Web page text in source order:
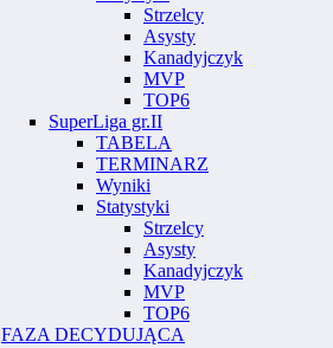
Strzelcy
Asysty
Kanadyjczyk
MVP
TOP6
SuperLiga gr.II
TABELA
TERMINARZ
Wyniki
Statystyki
Strzelcy
Asysty
Kanadyjczyk
MVP
TOP6
FAZA DECYDUJĄCA